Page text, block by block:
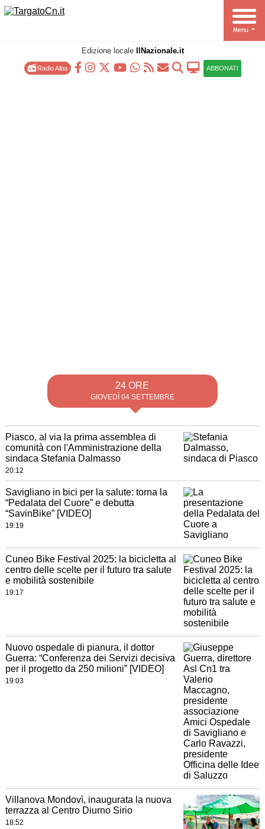
Edizione locale IlNazionale.it
Radio Alba ABBONATI
24 ORE
GIOVEDÌ 04 SETTEMBRE
Piasco, al via la prima assemblea di
comunità con l'Amministrazione della
sindaca Stefania Dalmasso
20:12
Savigliano in bici per la salute: torna la
“Pedalata del Cuore” e debutta
“SavinBike” [VIDEO]
19:19
Cuneo Bike Festival 2025: la bicicletta al
centro delle scelte per il futuro tra salute
e mobilità sostenibile
19:17
Nuovo ospedale di pianura, il dottor
Guerra: “Conferenza dei Servizi decisiva
per il progetto da 250 milioni” [VIDEO]
19:03
Villanova Mondovì, inaugurata la nuova
terrazza al Centro Diurno Sirio
18:52